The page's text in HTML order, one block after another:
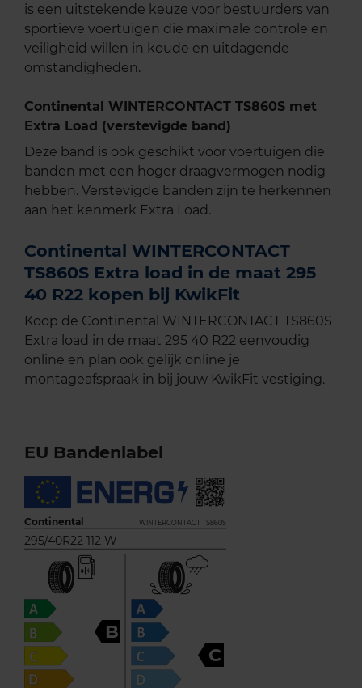
is een uitstekende keuze voor bestuurders van
sportieve voertuigen die maximale controle en
veiligheid willen in koude en uitdagende
omstandigheden.
Continental WINTERCONTACT TS860S met
Extra Load (verstevigde band)
Deze band is ook geschikt voor voertuigen die
banden met een hoger draagvermogen nodig
hebben. Verstevigde banden zijn te herkennen
aan het kenmerk Extra Load.
Continental WINTERCONTACT
TS860S Extra load in de maat 295
40 R22 kopen bij KwikFit
Koop de Continental WINTERCONTACT TS860S
Extra load in de maat 295 40 R22 eenvoudig
online en plan ook gelijk online je
montageafspraak in bij jouw KwikFit vestiging.
EU Bandenlabel
Continental WINTERCONTACT TS860S
295/40R22 112 W
B
C